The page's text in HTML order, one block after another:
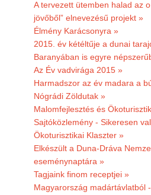
A tervezett ütemben halad az
jövőből” elnevezésű projekt »
Élmény Karácsonyra »
2015. év kétéltűje a dunai
Baranyában is egyre
Az Év vadvirága 2015 »
Harmadszor az év madara a
Nógrádi Zöldutak »
Malomfejlesztés és
Sajtóközlemény - Sikeresen
Ökoturisztikai Klaszter »
Elkészült a Duna-Dráva
eseménynaptára »
Tagjaink finom receptjei »
Magyarország madártávlatból